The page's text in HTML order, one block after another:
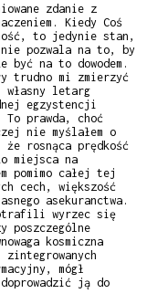
zdanie z
Kiedy Coś
to jedynie stan,
pozwala na to, by
być na to dowodem.
trudno mi zmierzyć
własny letarg
egzystencji
prawda, choć
nie myślałem o
rosnąca prędkość
miejsca na
pomimo całej tej
cech, większość
asekuranctwa.
wyrzec się
poszczególne
kosmiczna
mógł
ją do